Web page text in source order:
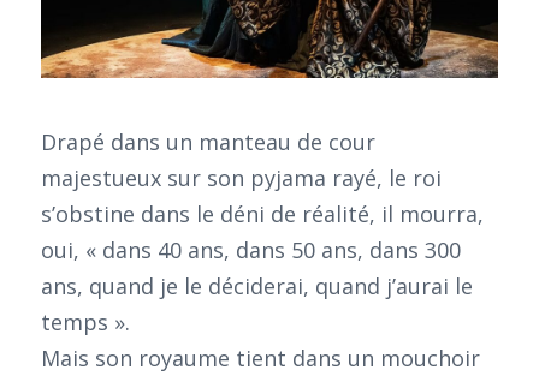
Drapé dans un manteau de cour
majestueux sur son pyjama rayé, le roi
s’obstine dans le déni de réalité, il mourra,
oui, « dans 40 ans, dans 50 ans, dans 300
ans, quand je le déciderai, quand j’aurai le
temps ».
Mais son royaume tient dans un mouchoir